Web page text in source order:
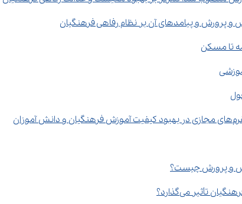
و پرورش و پیامدهای آن بر نظام رفاهی فرهنگیان
و پرورش چیست؟
تأثیر می‌گذارد؟